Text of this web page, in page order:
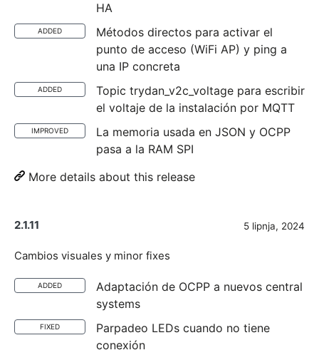
HA
ADDED
Métodos directos para activar el
punto de acceso (WiFi AP) y ping a
una IP concreta
ADDED
Topic trydan_v2c_voltage para escribir
el voltaje de la instalación por MQTT
IMPROVED
La memoria usada en JSON y OCPP
pasa a la RAM SPI
More details about this release
2.1.11 5 lipnja, 2024
Cambios visuales y minor fixes
ADDED
Adaptación de OCPP a nuevos central
systems
FIXED
Parpadeo LEDs cuando no tiene
conexión